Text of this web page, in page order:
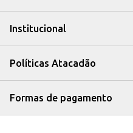
Institucional
Políticas Atacadão
Formas de pagamento